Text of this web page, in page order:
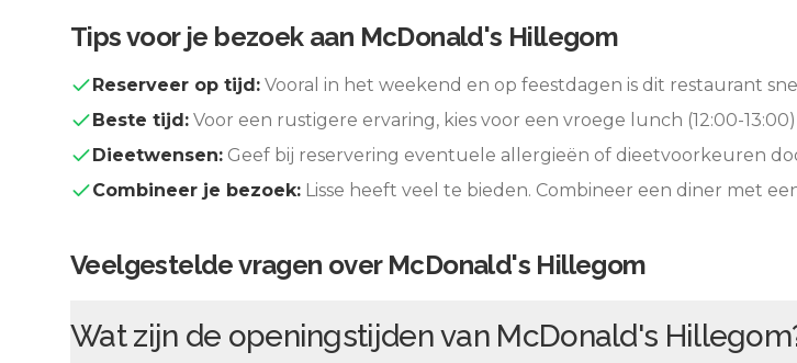
Tips voor je bezoek aan McDonald's Hillegom
Reserveer op tijd: Vooral in het weekend en op feestdagen is dit restaurant
Beste tijd: Voor een rustigere ervaring, kies voor een vroege lunch (12:00-
Dieetwensen: Geef bij reservering eventuele allergieën of dieetvoorkeuren
Combineer je bezoek: Lisse heeft veel te bieden. Combineer een diner met
Veelgestelde vragen over McDonald's Hillegom
Wat zijn de openingstijden van McDonald's Hillegom